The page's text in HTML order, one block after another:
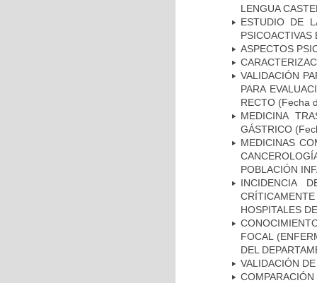
LENGUA
ESTUDIO DE
PSICOACTIVAS
ASPECTOS
VALIDACIÓN
PARA
RECTO (Fecha
MEDICINA
GÁSTRICO
MEDICINAS
POBLACIÓN
INCIDENCIA
HOSPITALES
FOCAL
DEL
VALIDACIÓN